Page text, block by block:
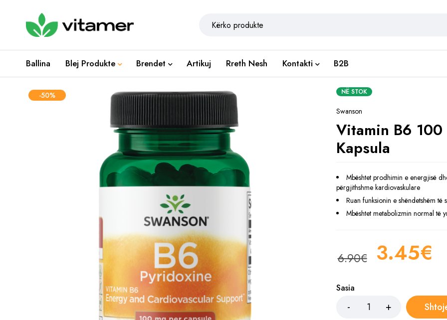
Ballina Blej Produkte Brendet Artikuj Rreth Nesh Kontakti B2B
-50% NË STOK
Swanson
Vitamin B6 100
Kapsula
Mbështet prodhimin e energjisë
përgjithshme kardiovaskulare
Ruan funksionin e shëndetshëm të
Mbështet metabolizmin normal të
6.90€ 3.45€
Sasia